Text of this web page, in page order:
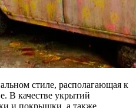
стиле, располагающая к
В качестве укрытий
и покрышки, а также